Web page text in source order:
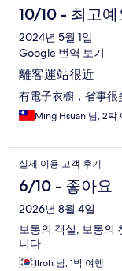
10/10 - 최고예
2024년 5월 1일
Google 번역 보기
離客運站很近
有電子衣櫥，省事很
Ming Hsuan 님, 2박
실제 이용 고객 후기
6/10 - 좋아요
2026년 8월 4일
보통의 객실, 보통의
니다
Ilroh 님, 1박 여행